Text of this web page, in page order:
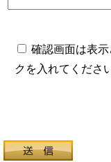
確認画面は表
クを入れてくださ